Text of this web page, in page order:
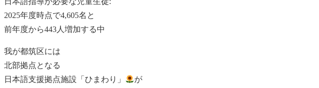
2025年度時点で4,605名と
前年度から443人増加する中
我が都筑区には
北部拠点となる
日本語支援拠点施設「ひまわり」
が